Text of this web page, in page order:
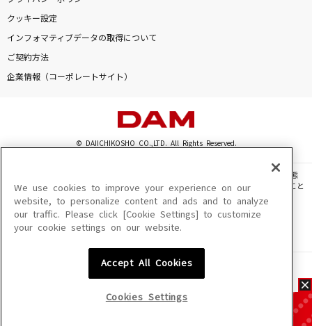
クッキー設定
インフォマティブデータの取得について
ご契約方法
企業情報（コーポレートサイト）
© DAIICHIKOSHO CO.,LTD. All Rights Reserved.
このサイトに掲載されている一切の文章・画像・写真・動画・音声等を、手段や形態
を問わず、著作権法の定める範囲を超えて無断で複製、転載、ファイル化などすること
を禁じます。
楽曲及びコンテンツは、機種によりご利用いただけない場合があります。
楽曲及びコンテンツの配信日、配信内容が変更になる場合があります。
We use cookies to improve your experience on our
website, to personalize content and ads and to analyze
our traffic. Please click [Cookie Settings] to customize
your cookie settings on our website.
Accept All Cookies
Cookies Settings